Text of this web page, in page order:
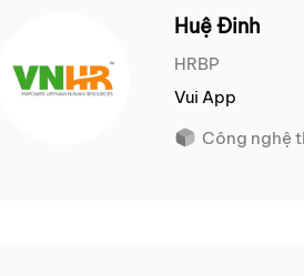
Huệ Đinh
HRBP
Vui App
Công nghệ